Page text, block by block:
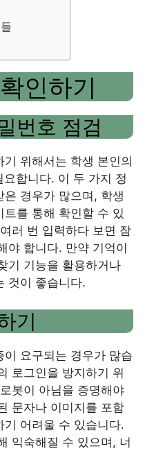
인하기
번호 점검
위해서는 학생 본인의
합니다. 이 두 가지 정
경우가 많으며, 학생
를 통해 확인할 수 있
러 번 입력하다 보면 잠
야 합니다. 만약 기억이
기 기능을 활용하거나
것이 좋습니다.
기
이 요구되는 경우가 많습
로그인을 방지하기 위
봇이 아님을 증명해야
문자나 이미지를 포함
어려울 수 있습니다.
익숙해질 수 있으며, 너